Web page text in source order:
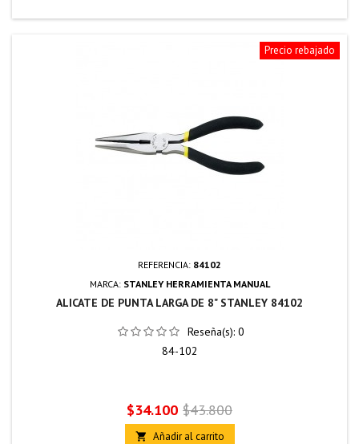
Precio rebajado
REFERENCIA: 84102
MARCA: STANLEY HERRAMIENTA MANUAL
ALICATE DE PUNTA LARGA DE 8" STANLEY 84102
Reseña(s): 0
84-102
Precio
$34.100 Precio
base
$43.800
 Añadir al carrito